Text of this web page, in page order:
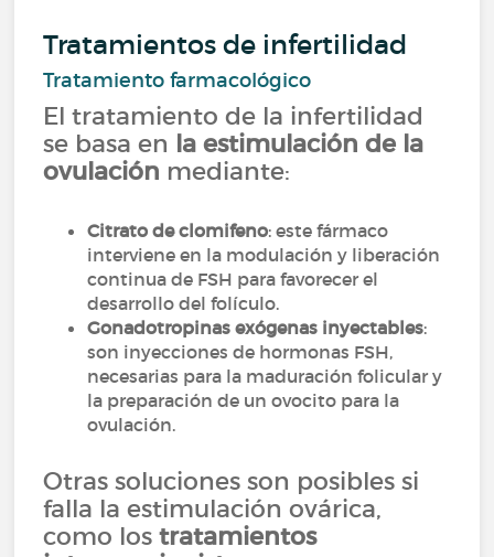
Tratamientos de infertilidad
Tratamiento farmacológico
El tratamiento de la infertilidad
se basa en la estimulación de la
ovulación mediante:
Citrato de clomifeno: este fármaco
interviene en la modulación y liberación
continua de FSH para favorecer el
desarrollo del folículo.
Gonadotropinas exógenas inyectables:
son inyecciones de hormonas FSH,
necesarias para la maduración folicular y
la preparación de un ovocito para la
ovulación.
Otras soluciones son posibles si
falla la estimulación ovárica,
como lostratamientos